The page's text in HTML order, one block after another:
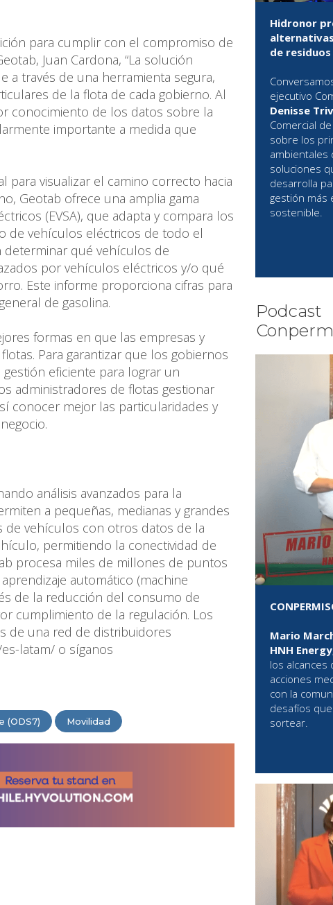
para cumplir con el compromiso de
Juan Cardona, “La solución
a través de una herramienta segura,
de la flota de cada gobierno. Al
conocimiento de los datos sobre la
importante a medida que
para visualizar el camino correcto hacia
Geotab ofrece una amplia gama
(EVSA), que adapta y compara los
de vehículos eléctricos de todo el
determinar qué vehículos de
por vehículos eléctricos y/o qué
Este informe proporciona cifras para
de gasolina.
formas en que las empresas y
Para garantizar que los gobiernos
eficiente para lograr un
administradores de flotas gestionar
conocer mejor las particularidades y
análisis avanzados para la
a pequeñas, medianas y grandes
de vehículos con otros datos de la
permitiendo la conectividad de
procesa miles de millones de puntos
automático (machine
de la reducción del consumo de
cumplimiento de la regulación. Los
de una red de distribuidores
latam/ o síganos
(ODS7) Movilidad
Hidronor
de
ejecutivo
Denisse
Comercial
sobre los
ambientales
soluciones
desarrolla
gestión más
sostenible.
Podcast
Mario
HNH
los alcances
acciones
con la
desafíos
sortear.